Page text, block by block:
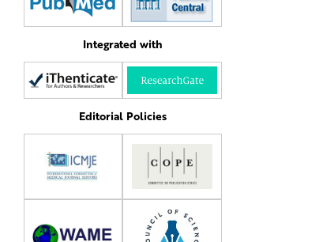
Integrated with
Editorial Policies